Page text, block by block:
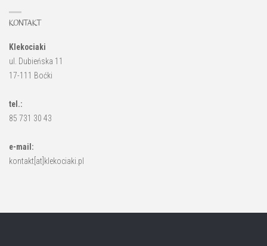
KONTAKT
Klekociaki
ul. Dubieńska 11
17-111 Boćki
tel.:
85 731 30 43
e-mail:
kontakt[at]klekociaki.pl